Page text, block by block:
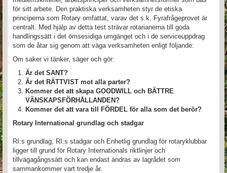
för sitt arbete. Den praktiska verksamheten styr de etiska
principerna som Rotary omfattat, varav det s.k. Fyrafrågeprovet är
centralt. Med hjälp av detta test strävar rotarianerna till goda
handlingssätt i det ömsesidiga umgänget och i de serviceuppdrag
som de åtar sig genom att väga verksamheten enligt följande:
Om saker vi tänker, säger och gör:
Är det SANT?
Är det RÄTTVIST mot alla parter?
Kommer det att skapa GOODWILL och BÄTTRE
VÄNSKAPSFÖRHÅLLANDEN?
Kommer det att vara till FÖRDEL för alla som det berör?
Rotary International grundlag och stadgar
RI:s grundlag, RI:s stadgar och Enhetlig grundlag för rotaryklubbar
ligger till grund för Rotary Internationals riktlinjer och
tillvägagångssätt och kan endast ändras av lagrådet som
sammankommer vart tredje år.